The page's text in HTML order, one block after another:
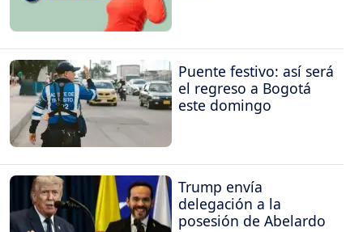
Puente festivo: así será
el regreso a Bogotá
este domingo
Trump envía
delegación a la
posesión de Abelardo